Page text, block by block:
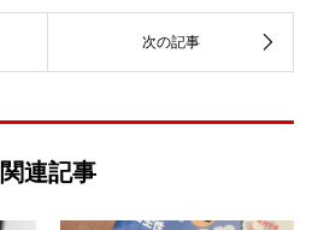
関連記事